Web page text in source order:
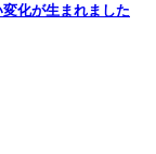
化が生まれました